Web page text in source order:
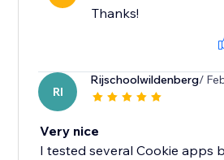
Thanks!
RI
Rijschoolwildenberg/
Very nice
I tested several Cookie apps